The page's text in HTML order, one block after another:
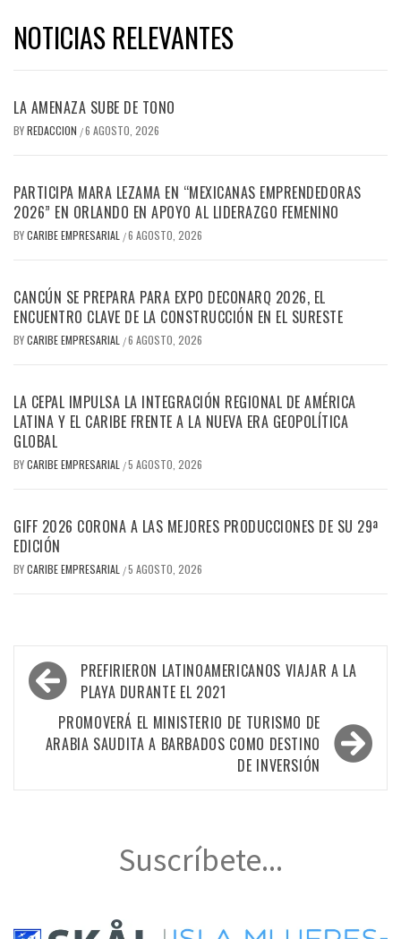
NOTICIAS RELEVANTES
LA AMENAZA SUBE DE TONO
BYREDACCION /6 AGOSTO, 2026
PARTICIPA MARA LEZAMA EN “MEXICANAS EMPRENDEDORAS
2026” EN ORLANDO EN APOYO AL LIDERAZGO FEMENINO
BYCARIBE EMPRESARIAL /6 AGOSTO, 2026
CANCÚN SE PREPARA PARA EXPO DECONARQ 2026, EL
ENCUENTRO CLAVE DE LA CONSTRUCCIÓN EN EL SURESTE
BYCARIBE EMPRESARIAL /6 AGOSTO, 2026
LA CEPAL IMPULSA LA INTEGRACIÓN REGIONAL DE AMÉRICA
LATINA Y EL CARIBE FRENTE A LA NUEVA ERA GEOPOLÍTICA
GLOBAL
BYCARIBE EMPRESARIAL /5 AGOSTO, 2026
GIFF 2026 CORONA A LAS MEJORES PRODUCCIONES DE SU 29ª
EDICIÓN
BYCARIBE EMPRESARIAL /5 AGOSTO, 2026
Navegación
de
entradas
PREFIRIERON LATINOAMERICANOS VIAJAR A LA
PLAYA DURANTE EL 2021
PROMOVERÁ EL MINISTERIO DE TURISMO DE
ARABIA SAUDITA A BARBADOS COMO DESTINO
DE INVERSIÓN
Suscríbete...